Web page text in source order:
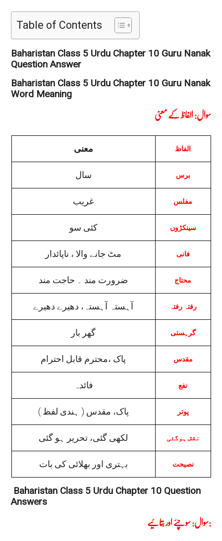
Table of Contents
Baharistan Class 5 Urdu Chapter 10 Guru Nanak
Question Answer
Baharistan Class 5 Urdu Chapter 10 Guru Nanak
Word Meaning
سوال: الفاظ کے معنی
معنی الفاظ
سال برس
غریب مفلس
کئی سو سینکڑوں
مٹ جانے والا ، ناپائدار فانی
ضرورت مند ۔ حاجت مند محتاج
آہستہ آہستہ، دھیرے دھیرے رفتہ رفتہ
گھر بار گرہستی
پاک ،محترم قابل احترام مقدس
فائدہ نفع
( ہندی لفظ ) پاک، مقدس پوتر
لکھی گئی، تحریر ہو گئی نقش ہوگئی
بہتری اور بھلائی کی بات نصیحت
Baharistan Class 5 Urdu Chapter 10 Question
Answers
سوال: سوچئے اور بتائیے: